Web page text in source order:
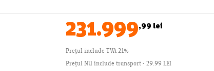
231.999,99 lei
Prețul include TVA 21%
Prețul NU include transport - 29.99 LEI